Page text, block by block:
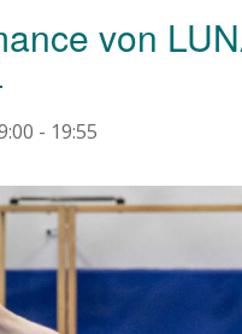
von
- 19:55